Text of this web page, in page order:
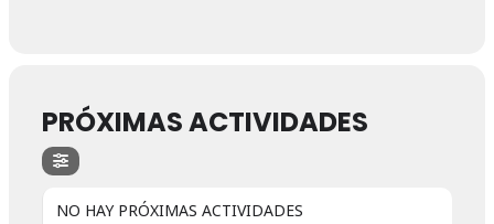
PRÓXIMAS ACTIVIDADES
NO HAY PRÓXIMAS ACTIVIDADES